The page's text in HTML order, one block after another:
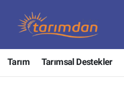
Tarım Tarımsal Destekler
Tarım
Hayvancılık
Nöbetçi Eczaneler
Hava Durumu